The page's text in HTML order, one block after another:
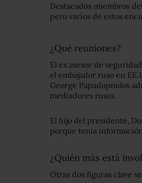
Destacados miembros
pero varios de estos
¿Qué reuniones?
El ex asesor de
el embajador ruso en
George Papadopoulos
mediadores rusos.
El hijo del presidente,
porque tenía
¿Quién más está
Otras dos figuras clave